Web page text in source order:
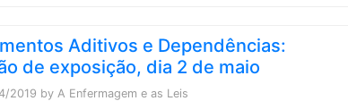
Aditivos e Dependências:
de exposição, dia 2 de maio
2019 by A Enfermagem e as Leis